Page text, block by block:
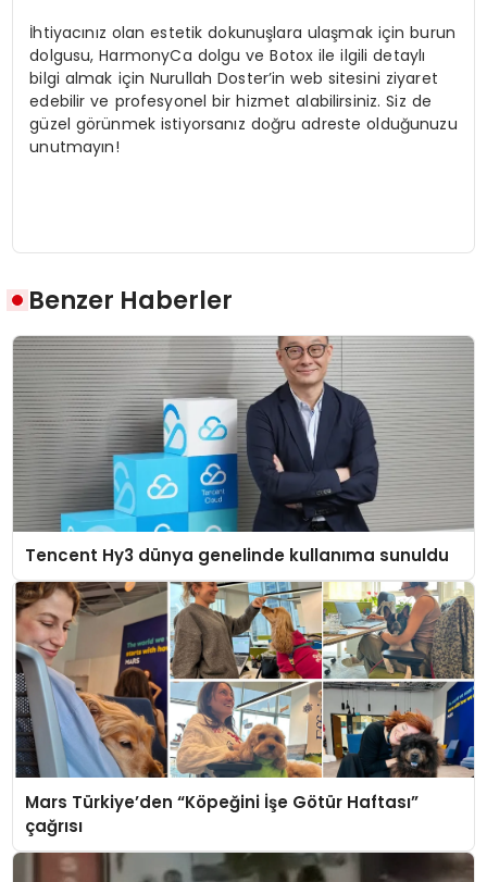
İhtiyacınız olan estetik dokunuşlara ulaşmak için burun
dolgusu, HarmonyCa dolgu ve Botox ile ilgili detaylı
bilgi almak için Nurullah Doster’in web sitesini ziyaret
edebilir ve profesyonel bir hizmet alabilirsiniz. Siz de
güzel görünmek istiyorsanız doğru adreste olduğunuzu
unutmayın!
Benzer Haberler
Tencent Hy3 dünya genelinde kullanıma sunuldu
Mars Türkiye’den “Köpeğini İşe Götür Haftası”
çağrısı